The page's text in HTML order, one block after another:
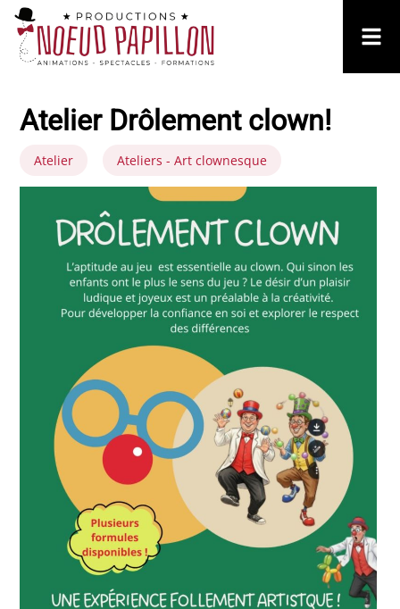
Atelier Drôlement clown!
Atelier Ateliers - Art clownesque